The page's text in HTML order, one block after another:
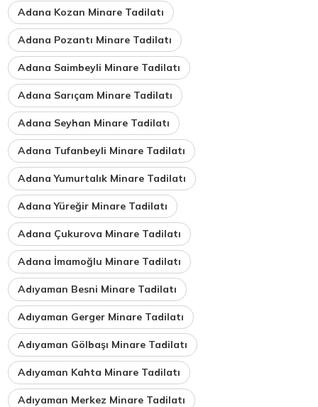
Adana Kozan Minare Tadilatı
Adana Pozantı Minare Tadilatı
Adana Saimbeyli Minare Tadilatı
Adana Sarıçam Minare Tadilatı
Adana Seyhan Minare Tadilatı
Adana Tufanbeyli Minare Tadilatı
Adana Yumurtalık Minare Tadilatı
Adana Yüreğir Minare Tadilatı
Adana Çukurova Minare Tadilatı
Adana İmamoğlu Minare Tadilatı
Adıyaman Besni Minare Tadilatı
Adıyaman Gerger Minare Tadilatı
Adıyaman Gölbaşı Minare Tadilatı
Adıyaman Kahta Minare Tadilatı
Adıyaman Merkez Minare Tadilatı